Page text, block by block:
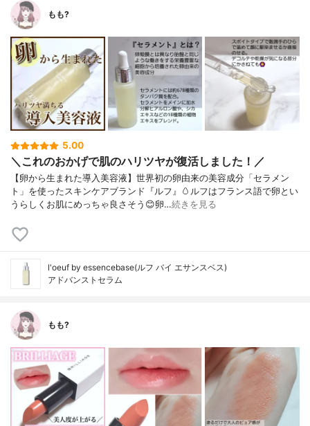
もも?
5.00
＼これのおかげで肌のハリツヤが復活しました！／
【卵から生まれた導入美容液】世界初の卵由来の美容成分「セラメン
ト」を使ったスキンケアブランド『ルフ』🥚ルフはフランス語で卵とい
うらしくお肌にめっちゃ良さそう😊卵…続きを見る
l'oeuf by essencebase(ルフ バイ エサンスベス)
アドバンストセラム
もも?